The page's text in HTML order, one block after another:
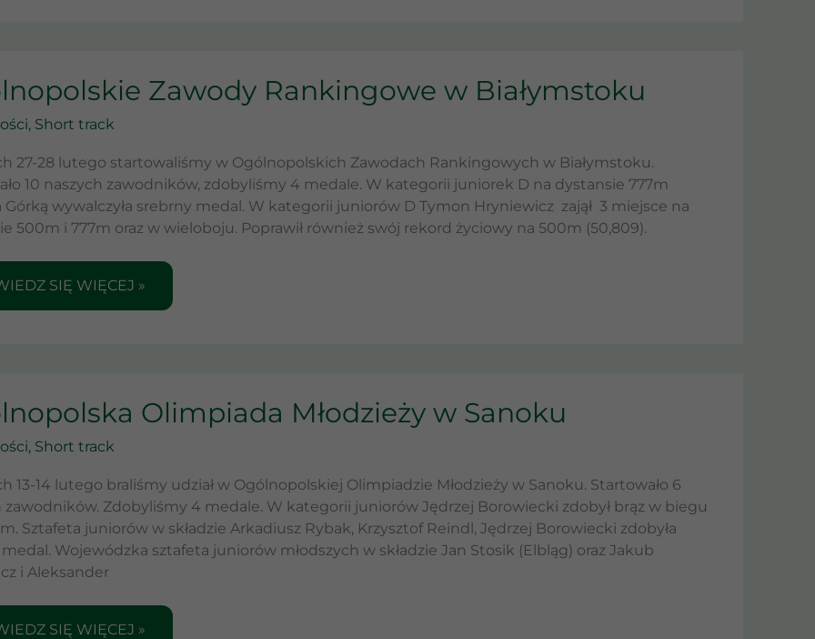
Zawody Rankingowe w Białymstoku
, Short track
27-28 lutego startowaliśmy w Ogólnopolskich Zawodach Rankingowych w Białymstoku.
10 naszych zawodników, zdobyliśmy 4 medale. W kategorii juniorek D na dystansie 777m
Górką wywalczyła srebrny medal. W kategorii juniorów D Tymon Hryniewicz zajął 3 miejsce na
500m i 777m oraz w wieloboju. Poprawił również swój rekord życiowy na 500m (50,809).
SIĘ WIĘCEJ »
Olimpiada Młodzieży w Sanoku
, Short track
13-14 lutego braliśmy udział w Ogólnopolskiej Olimpiadzie Młodzieży w Sanoku. Startowało 6
zawodników. Zdobyliśmy 4 medale. W kategorii juniorów Jędrzej Borowiecki zdobył brąz w biegu
Sztafeta juniorów w składzie Arkadiusz Rybak, Krzysztof Reindl, Jędrzej Borowiecki zdobyła
Wojewódzka sztafeta juniorów młodszych w składzie Jan Stosik (Elbląg) oraz Jakub
i Aleksander
SIĘ WIĘCEJ »